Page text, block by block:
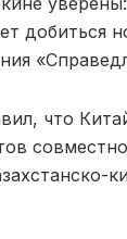
добиться
что